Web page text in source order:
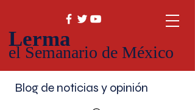
Lerma
el Semanario de México
Blog de noticias y opinión